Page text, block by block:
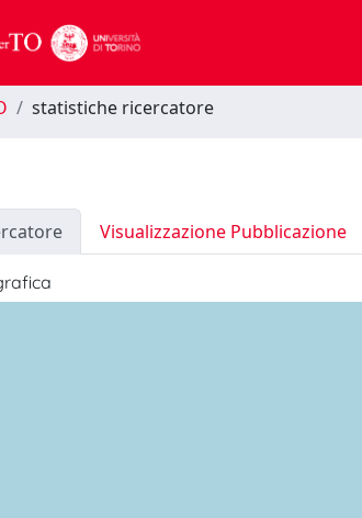
statistiche ricercatore
Visualizzazione Pubblicazione